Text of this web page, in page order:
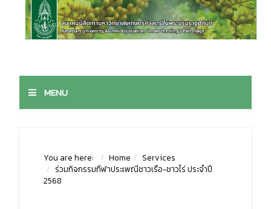
MENU
You are here: Home
Services
ร่วมกิจกรรมกีฬาประเพณีชาวเรือ-ชาวไร่ ประจำปี
2568